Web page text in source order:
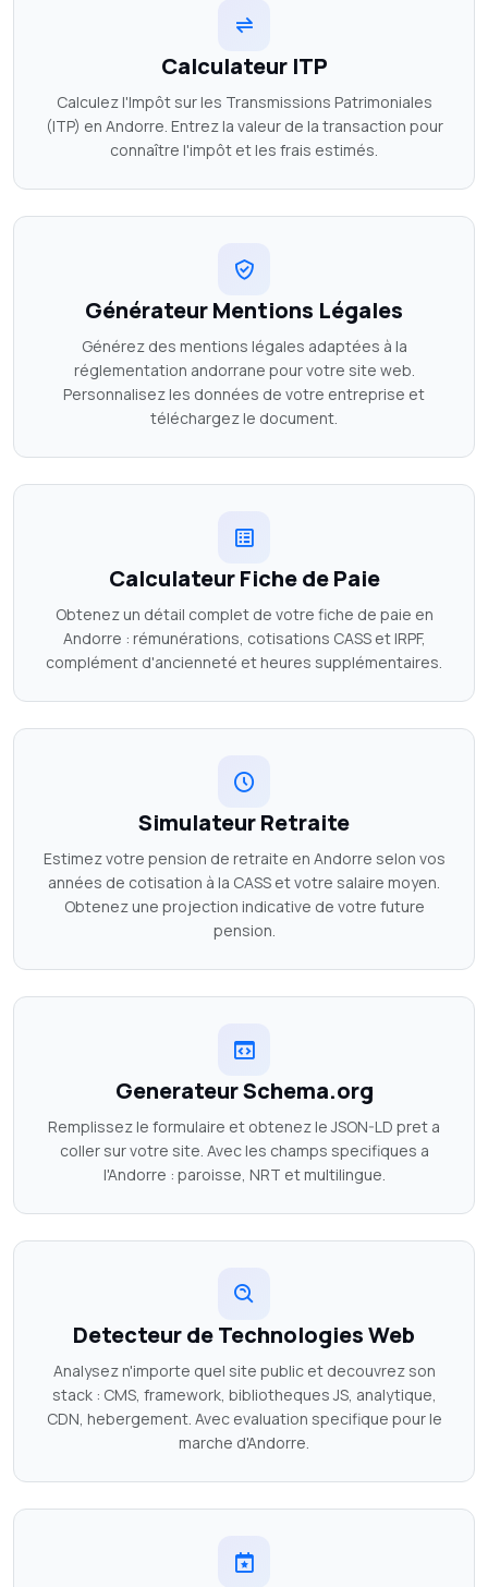
Calculateur ITP
Calculez l'Impôt sur les Transmissions Patrimoniales
(ITP) en Andorre. Entrez la valeur de la transaction pour
connaître l'impôt et les frais estimés.
Générateur Mentions Légales
Générez des mentions légales adaptées à la
réglementation andorrane pour votre site web.
Personnalisez les données de votre entreprise et
téléchargez le document.
Calculateur Fiche de Paie
Obtenez un détail complet de votre fiche de paie en
Andorre : rémunérations, cotisations CASS et IRPF,
complément d'ancienneté et heures supplémentaires.
Simulateur Retraite
Estimez votre pension de retraite en Andorre selon vos
années de cotisation à la CASS et votre salaire moyen.
Obtenez une projection indicative de votre future
pension.
Generateur Schema.org
Remplissez le formulaire et obtenez le JSON-LD pret a
coller sur votre site. Avec les champs specifiques a
l'Andorre : paroisse, NRT et multilingue.
Detecteur de Technologies Web
Analysez n'importe quel site public et decouvrez son
stack : CMS, framework, bibliotheques JS, analytique,
CDN, hebergement. Avec evaluation specifique pour le
marche d'Andorre.